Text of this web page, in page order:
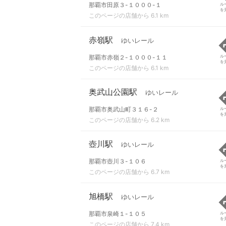
那覇市田原３-１０００-１
このページの店舗から 6.1 km
ル
を
赤嶺駅 ゆいレール
那覇市赤嶺２-１０００-１１
このページの店舗から 6.1 km
ル
を
奥武山公園駅 ゆいレール
那覇市奥武山町３１６-２
このページの店舗から 6.2 km
ル
を
壺川駅 ゆいレール
那覇市壺川３-１０６
このページの店舗から 6.7 km
ル
を
旭橋駅 ゆいレール
那覇市泉崎１-１０５
このページの店舗から 7.4 km
ル
を